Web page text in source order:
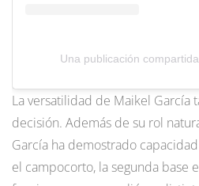
Una publicación
La versatilidad de Maikel García
decisión. Además de su rol
García ha demostrado
el campocorto, la segunda base